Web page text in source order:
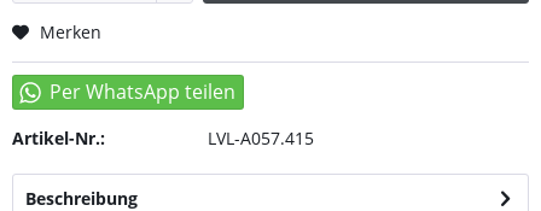
Merken
Artikel-Nr.: LVL-A057.415
Beschreibung